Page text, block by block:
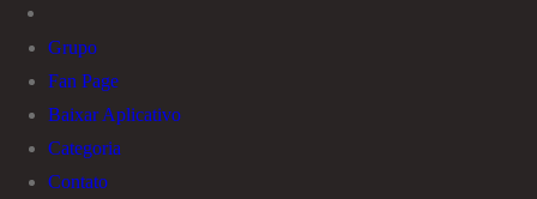
Grupo
Fan Page
Baixar Aplicativo
Categoria
Contato